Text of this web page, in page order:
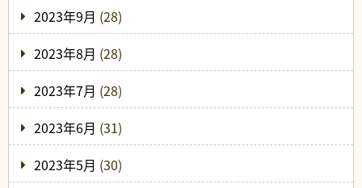
2023年9月 (28)
2023年8月 (28)
2023年7月 (28)
2023年6月 (31)
2023年5月 (30)